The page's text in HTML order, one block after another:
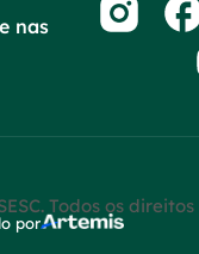
nas
Todos os
por